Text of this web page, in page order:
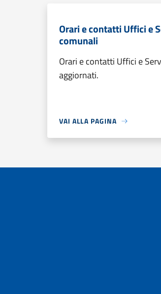
Orari e contatti Uffici e
comunali
Orari e contatti Uffici e
aggiornati.
VAI ALLA PAGINA